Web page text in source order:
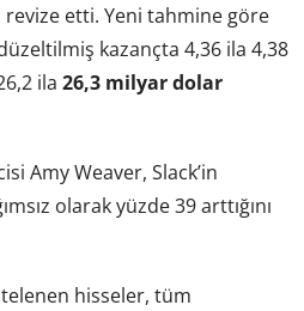
etti. Yeni tahmine göre
kazançta 4,36 ila 4,38
ila 26,3 milyar dolar
Amy Weaver, Slack’in
olarak yüzde 39 arttığını
hisseler, tüm